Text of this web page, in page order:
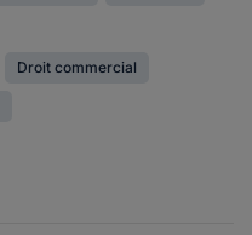
Droit commercial